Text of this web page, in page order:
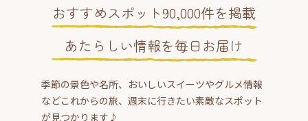
おすすめスポット90,000件を掲載
あたらしい情報を毎日お届け
季節の景色や名所、おいしいスイーツやグルメ情報
などこれからの旅、週末に行きたい素敵なスポット
が見つかります♪